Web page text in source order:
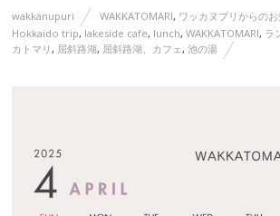
wakkanupuri WAKKATOMARI, ワッカヌプリからの
Hokkaido trip, lakeside cafe, lunch,WAKKATOMARI, ラ
カトマリ, 屈斜路湖, 屈斜路湖、カフェ,池の湯